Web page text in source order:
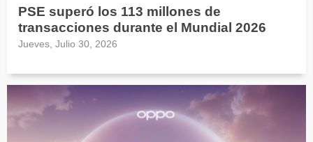
PSE superó los 113 millones de
transacciones durante el Mundial 2026
Jueves, Julio 30, 2026